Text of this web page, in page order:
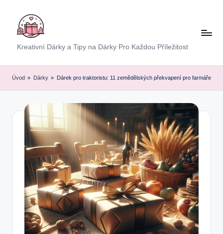
content
E
x
p
e
D
Kreativní Dárky a Tipy na Dárky Pro Každou Příležitost
Úvod » Dárky » Dárek pro traktoristu: 11 zemědělských překvapení pro farmáře